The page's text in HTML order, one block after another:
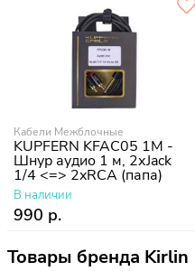
Кабели Межблочные
KUPFERN KFAC05 1M -
Шнур аудио 1 м, 2хJack
1/4 <=> 2xRCA (папа)
В наличии
990 р.
Товары бренда Kirlin